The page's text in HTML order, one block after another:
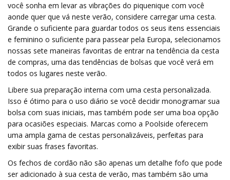
você sonha em levar as vibrações do piquenique com você
aonde quer que vá neste verão, considere carregar uma cesta.
Grande o suficiente para guardar todos os seus itens essenciais
e feminino o suficiente para passear pela Europa, selecionamos
nossas sete maneiras favoritas de entrar na tendência da cesta
de compras, uma das tendências de bolsas que você verá em
todos os lugares neste verão.
Libere sua preparação interna com uma cesta personalizada.
Isso é ótimo para o uso diário se você decidir monogramar sua
bolsa com suas iniciais, mas também pode ser uma boa opção
para ocasiões especiais. Marcas como a Poolside oferecem
uma ampla gama de cestas personalizáveis, perfeitas para
exibir suas frases favoritas.
Os fechos de cordão não são apenas um detalhe fofo que pode
ser adicionado à sua cesta de verão, mas também são uma